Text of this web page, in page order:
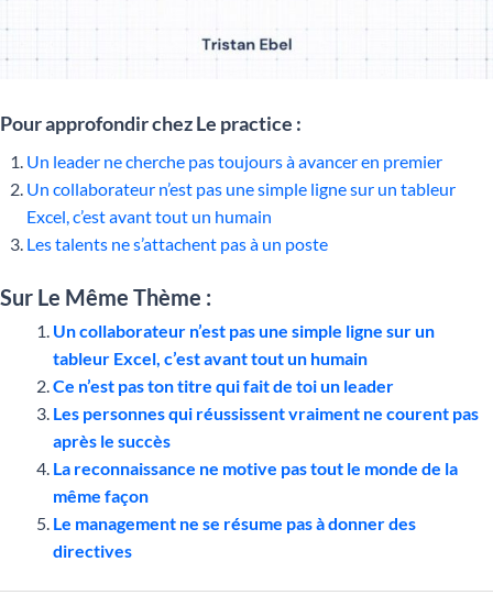
Pour approfondir chez Le practice :
Un leader ne cherche pas toujours à avancer en premier
Un collaborateur n’est pas une simple ligne sur un tableur
Excel, c’est avant tout un humain
Les talents ne s’attachent pas à un poste
Sur Le Même Thème :
Un collaborateur n’est pas une simple ligne sur un
tableur Excel, c’est avant tout un humain
Ce n’est pas ton titre qui fait de toi un leader
Les personnes qui réussissent vraiment ne courent pas
après le succès
La reconnaissance ne motive pas tout le monde de la
même façon
Le management ne se résume pas à donner des
directives